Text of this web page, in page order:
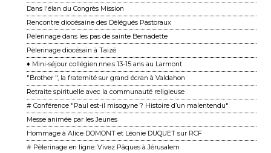
Dans l'élan du Congrès Mission
Rencontre diocésaine des Délégués Pastoraux
Pèlerinage dans les pas de sainte Bernadette
Pèlerinage diocésain à Taizé
♦ Mini-séjour collégien.nne.s 13-15 ans au Larmont
"Brother ", la fraternité sur grand écran à Valdahon
Retraite spirituelle avec la communauté religieuse
# Conférence "Paul est-il misogyne ? Histoire d’un malentendu"
Messe animée par les Jeunes
Hommage à Alice DOMONT et Léonie DUQUET sur RCF
# Pèlerinage en ligne: Vivez Pâques à Jérusalem